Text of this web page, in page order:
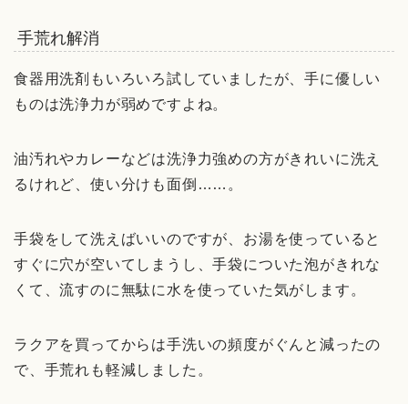
手荒れ解消
食器用洗剤もいろいろ試していましたが、手に優しい
ものは洗浄力が弱めですよね。
油汚れやカレーなどは洗浄力強めの方がきれいに洗え
るけれど、使い分けも面倒……。
手袋をして洗えばいいのですが、お湯を使っていると
すぐに穴が空いてしまうし、手袋についた泡がきれな
くて、流すのに無駄に水を使っていた気がします。
ラクアを買ってからは手洗いの頻度がぐんと減ったの
で、手荒れも軽減しました。